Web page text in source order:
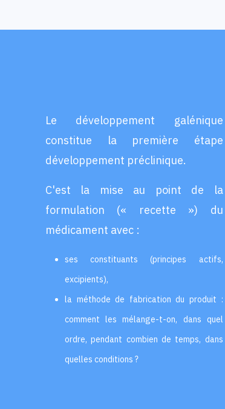
Le développement galénique
constitue la première étape
développement préclinique.
C'est la mise au point de la
formulation (« recette ») du
médicament avec :
ses constituants (principes actifs,
excipients),
la méthode de fabrication du produit :
comment les mélange-t-on, dans quel
ordre, pendant combien de temps, dans
quelles conditions ?